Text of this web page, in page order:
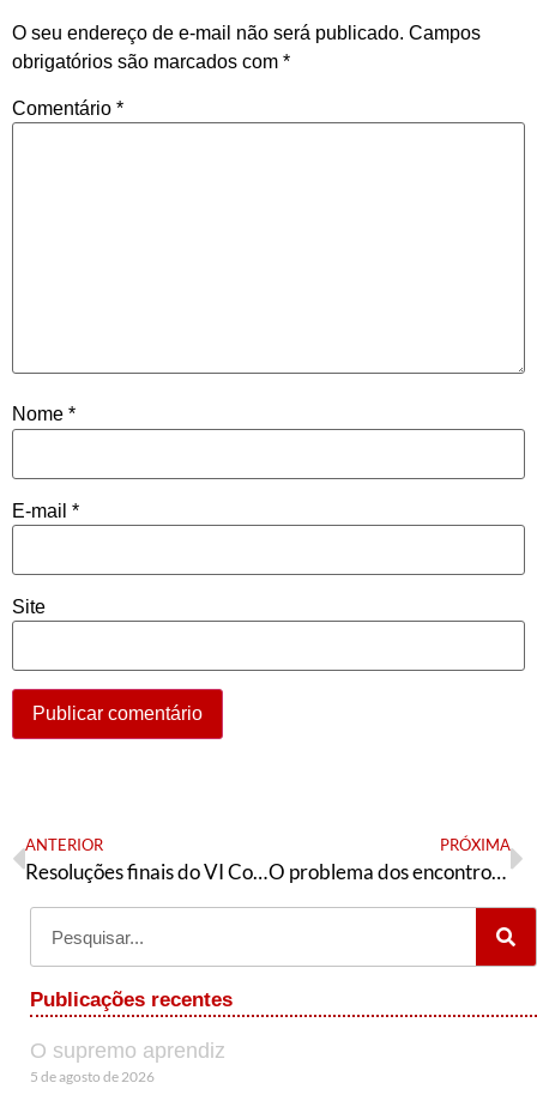
O seu endereço de e-mail não será publicado. Campos
obrigatórios são marcados com *
Comentário *
Nome *
E-mail *
Site
ANTERIOR
Resoluções finais do VI Congresso nacional da Articulação de Esquerda (versão revisada)
PRÓXIMA
O problema dos encontros setoriais
Publicações recentes
O supremo aprendiz
5 de agosto de 2026